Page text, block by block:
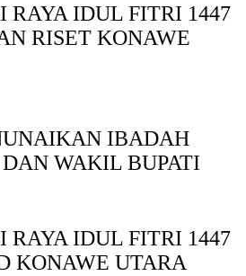
RAYA IDUL FITRI 1447
RISET KONAWE
IBADAH
WAKIL BUPATI
RAYA IDUL FITRI 1447
KONAWE UTARA